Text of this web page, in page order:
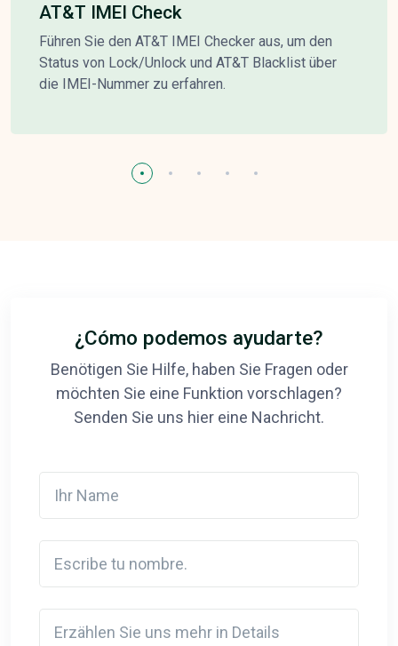
AT&T IMEI Check
Führen Sie den AT&T IMEI Checker aus, um den
Status von Lock/Unlock und AT&T Blacklist über
die IMEI-Nummer zu erfahren.
¿Cómo podemos ayudarte?
Benötigen Sie Hilfe, haben Sie Fragen oder
möchten Sie eine Funktion vorschlagen?
Senden Sie uns hier eine Nachricht.